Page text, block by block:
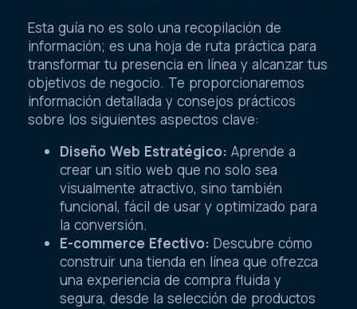
Esta guía no es solo una recopilación de
información; es una hoja de ruta práctica para
transformar tu presencia en línea y alcanzar tus
objetivos de negocio. Te proporcionaremos
información detallada y consejos prácticos
sobre los siguientes aspectos clave:
Diseño Web Estratégico: Aprende a
crear un sitio web que no solo sea
visualmente atractivo, sino también
funcional, fácil de usar y optimizado para
la conversión.
E-commerce Efectivo: Descubre cómo
construir una tienda en línea que ofrezca
una experiencia de compra fluida y
segura, desde la selección de productos